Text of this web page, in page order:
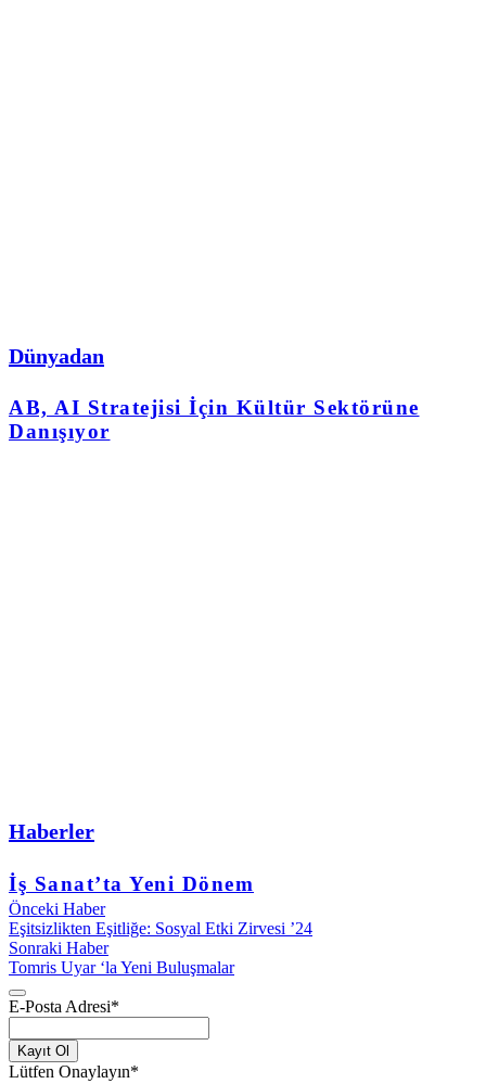
Dünyadan
AB, AI Stratejisi İçin Kültür Sektörüne
Danışıyor
Haberler
İş Sanat’ta Yeni Dönem
Önceki Haber
Eşitsizlikten Eşitliğe: Sosyal Etki Zirvesi ’24
Sonraki Haber
Tomris Uyar ‘la Yeni Buluşmalar
E-Posta Adresi*
Kayıt Ol
Lütfen Onaylayın*